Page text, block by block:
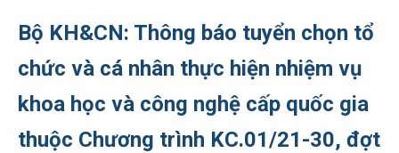
Bộ KH&CN: Thông báo tuyển chọn tổ
chức và cá nhân thực hiện nhiệm vụ
khoa học và công nghệ cấp quốc gia
thuộc Chương trình KC.01/21-30, đợt